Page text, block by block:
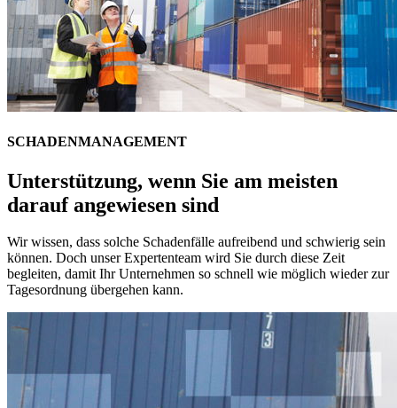
SCHADENMANAGEMENT
Unterstützung, wenn Sie am meisten
darauf angewiesen sind
Wir wissen, dass solche Schadenfälle aufreibend und schwierig sein
können. Doch unser Expertenteam wird Sie durch diese Zeit
begleiten, damit Ihr Unternehmen so schnell wie möglich wieder zur
Tagesordnung übergehen kann.